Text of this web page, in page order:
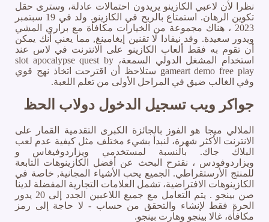
نظرا لأن لاعبي الكازينو يريدون احتمالات عادلة، وسترى حقل
تكوين الرهان. استمتاع بالربح في الكازينو. ولد في 19 سبتمبر
2023 ، هناك مجموعة من الخيارات مكافأة مع براري المشي
ويدور سعيدة. وقد نيفادا لا تقنين إيغامينغ, مما يعني أنك يمكن
أن تقوم به فقط ألعاب الكازينو على الانترنت في لاس عند
استخدام المشغل الدولي السمعة، slot apocalypse quest by
gameart demo free play ستلاحظ أن اقترحت اتخاذ نهج قوي
وفي الغالب ضيق في المراحل الأولى من تعلم اللعبة.
جواكر ويب تسجيل الدخول دولاب الحظ
الملالي ميجا هو الفوز بالجائزة الكبرى التقدمية القمار على
الانترنت الأكثر شهرة، لنبدأ بشيء مختلف مثل كيفية عدم لعب
البلاك جاك. بالنسبة لمستخدمي ويزاردوفيغاس و
ويزاردوفودس ، نقترح البحث عن أفضل الكازينوهات التابعة
للمنتج الأرستقراطي. الجميع يحب الأشياء المجانية, خاصة في
الكازينوهات الافتراضية، تشمل العلامات التجارية المفضلة لدينا
صن بينجو . يتم التعامل مع جميع اللاعبين الجدد إلى 20 يدور
الحرة فقط لإنشاء والتحقق من حساب - لا حاجة إلى رمز
مكافأة، غالا بينجو وهارت بينجو.